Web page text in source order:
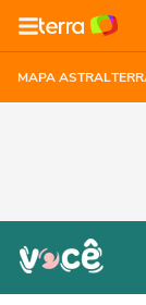
MAPA ASTRAL